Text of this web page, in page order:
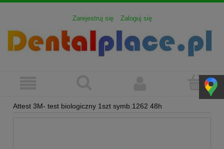
Zarejestruj się Zaloguj się
Attest 3M- test biologiczny 1szt symb.1262 48h